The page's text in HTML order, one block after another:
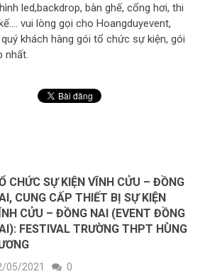
led,backdrop, bàn ghế, cổng hơi, thi
vui lòng gọi cho Hoangduyevent,
khách hàng gói tổ chức sự kiện, gói
nhất.
CHỨC SỰ KIỆN VĨNH CỬU – ĐỒNG
CUNG CẤP THIẾT BỊ SỰ KIỆN
CỬU – ĐỒNG NAI (EVENT ĐỒNG
FESTIVAL TRƯỜNG THPT HÙNG
05/2021 0